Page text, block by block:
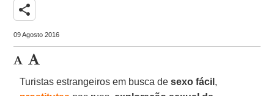
share
09 Agosto 2016
Turistas estrangeiros em busca desexo fácil ,